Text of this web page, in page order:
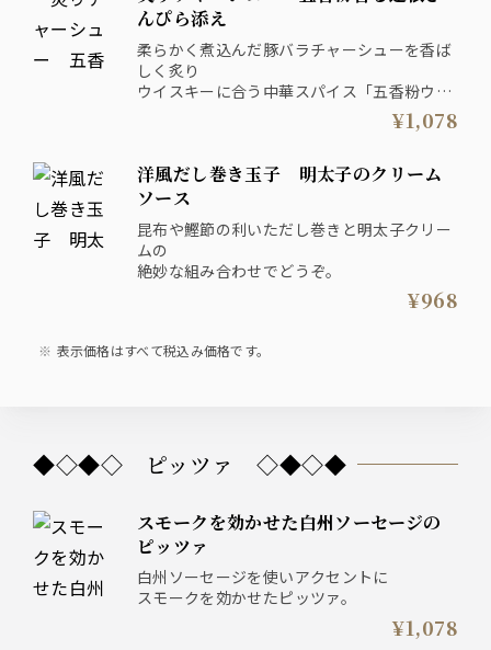
んぴら添え
柔らかく煮込んだ豚バラチャーシューを香ば
しく炙り
ウイスキーに合う中華スパイス「五香粉ウー
¥1,078
洋風だし巻き玉子 明太子のクリーム
ソース
昆布や鰹節の利いただし巻きと明太子クリー
ムの
絶妙な組み合わせでどうぞ。
¥968
表示価格はすべて税込み価格です。
◆◇◆◇ ピッツァ ◇◆◇◆
スモークを効かせた白州ソーセージの
ピッツァ
白州ソーセージを使いアクセントに
スモークを効かせたピッツァ。
¥1,078